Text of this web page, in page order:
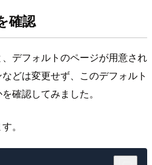
確認
デフォルトのページが用意され
どは変更せず、このデフォルト
確認してみました。
。